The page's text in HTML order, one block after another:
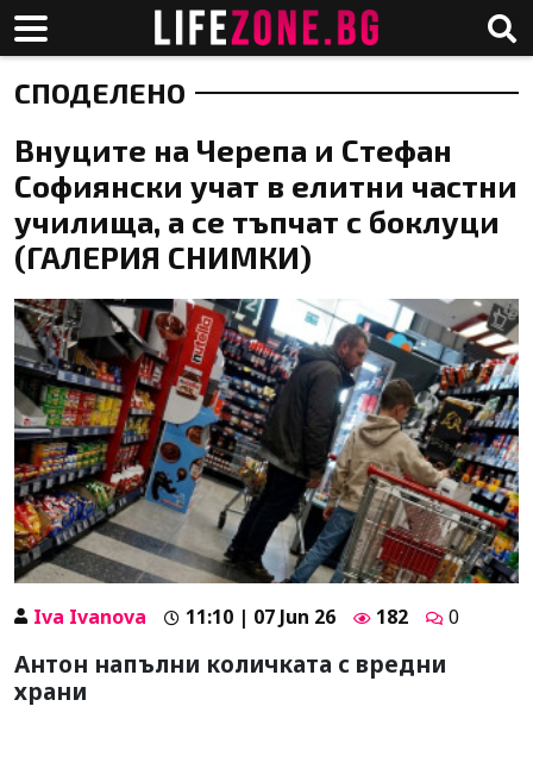
СПОДЕЛЕНО
Внуците на Черепа и Стефан
Софиянски учат в елитни частни
училища, а се тъпчат с боклуци
(ГАЛЕРИЯ СНИМКИ)
Iva Ivanova 11:10 | 07 Jun 26 182 0
Антон напълни количката с вредни
храни